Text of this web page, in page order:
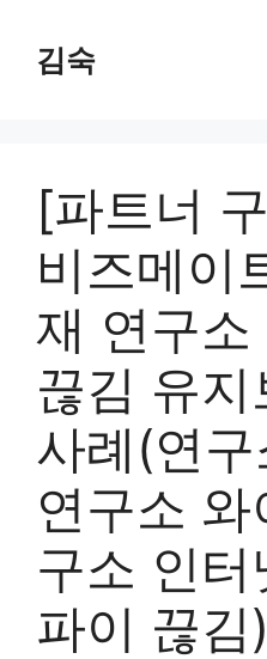
content
김숙
[파트너
비즈메이
재 연구소
끊김 유
사례(연
연구소 와
구소 인터
파이 끊김)